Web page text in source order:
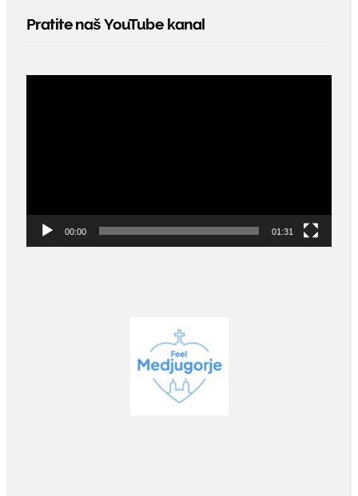
Pratite naš YouTube kanal
00:00 01:31